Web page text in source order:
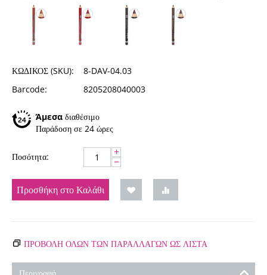
ΚΩΔΙΚΟΣ (SKU):
8-DAV-04.03
Barcode:
8205208040003
Άμεσα διαθέσιμο
Παράδοση σε 24 ώρες
Ποσότητα: +
−
Προσθήκη στο Καλάθι
ΠΡΟΒΟΛΗ ΟΛΩΝ ΤΩΝ ΠΑΡΑΛΛΑΓΏΝ ΩΣ ΛΊΣΤΑ